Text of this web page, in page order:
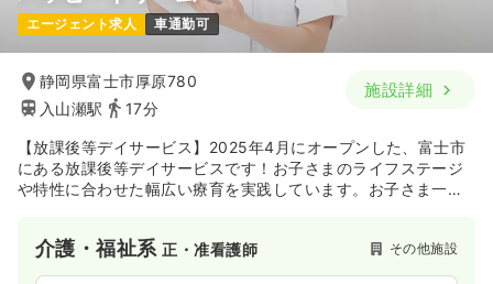
エージェント求人 車通勤可
静岡県富士市厚原780
入山瀬駅
17分
施設詳細
【放課後等デイサービス】2025年4月にオープンした、富士市
にある放課後等デイサービスです！お子さまのライフステージ
や特性に合わせた幅広い療育を実践しています。お子さま一人
のコミュニケーションも活発で、笑顔溢れる環境で協力し合い
ながら働きたい方に最適な職場です。
介護・福祉系正・准看護師 その他施設